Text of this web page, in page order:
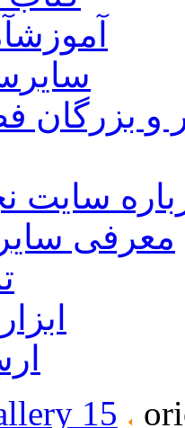
آموزش
سایر
و بزرگان
سایت
معرفی
15